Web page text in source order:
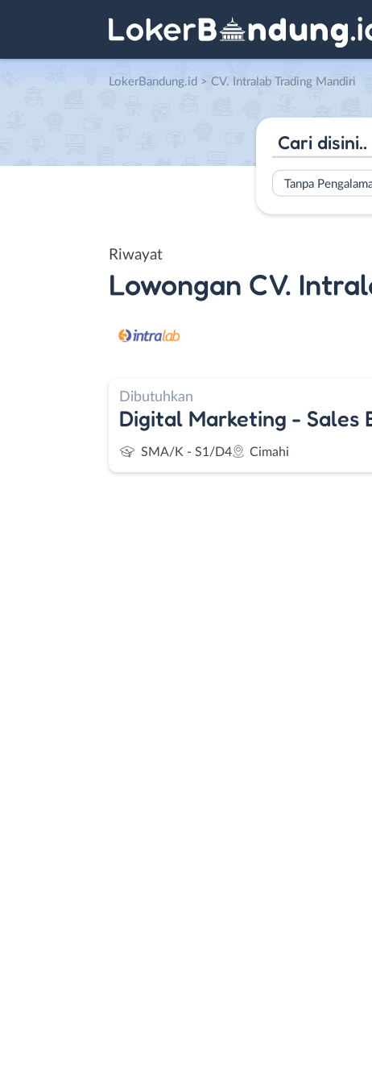
LokerBandung.id > CV. Intralab Trading Mandiri
Tanpa
Riwayat
Lowongan CV.
Dibutuhkan
Digital Marketing - Sales
SMA/K - S1/D4 Cimahi